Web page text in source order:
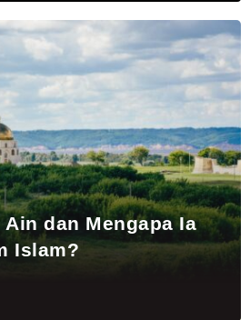
dan Mengapa Ia
Islam?